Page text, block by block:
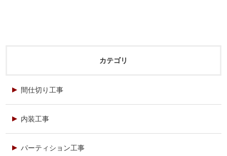
カテゴリ
間仕切り工事
内装工事
パーティション工事